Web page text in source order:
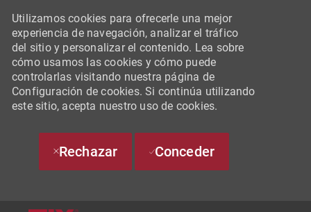
Utilizamos cookies para ofrecerle una mejor
experiencia de navegación, analizar el tráfico
del sitio y personalizar el contenido. Lea sobre
cómo usamos las cookies y cómo puede
controlarlas visitando nuestra página de
Configuración de cookies. Si continúa utilizando
este sitio, acepta nuestro uso de cookies.
Rechazar Conceder